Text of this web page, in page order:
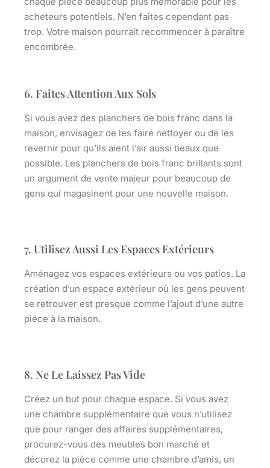
acheteurs potentiels. N’en faites cependant pas
trop. Votre maison pourrait recommencer à paraître
encombrée.
6. Faites Attention Aux Sols
Si vous avez des planchers de bois franc dans la
maison, envisagez de les faire nettoyer ou de les
revernir pour qu’ils aient l’air aussi beaux que
possible. Les planchers de bois franc brillants sont
un argument de vente majeur pour beaucoup de
gens qui magasinent pour une nouvelle maison.
7. Utilisez Aussi Les Espaces Extérieurs
Aménagez vos espaces extérieurs ou vos patios. La
création d’un espace extérieur où les gens peuvent
se retrouver est presque comme l’ajout d’une autre
pièce à la maison.
8. Ne Le Laissez Pas Vide
Créez un but pour chaque espace. Si vous avez
une chambre supplémentaire que vous n’utilisez
que pour ranger des affaires supplémentaires,
procurez-vous des meubles bon marché et
décorez la pièce comme une chambre d’amis, un